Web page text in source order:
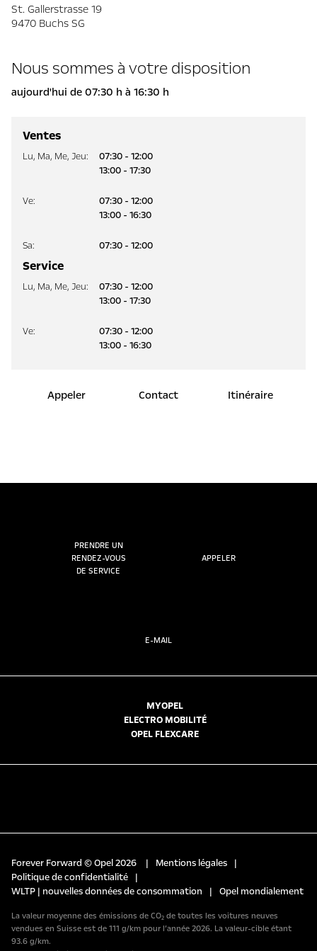
St. Gallerstrasse 19
9470 Buchs SG
Nous sommes à votre disposition
aujourd'hui de 07:30 h à 16:30 h
Ventes
Lu, Ma, Me, Jeu:
07:30 - 12:00
13:00 - 17:30
Ve:
07:30 - 12:00
13:00 - 16:30
Sa: 07:30 - 12:00
Service
Lu, Ma, Me, Jeu:
07:30 - 12:00
13:00 - 17:30
Ve:
07:30 - 12:00
13:00 - 16:30
Appeler Contact Itinéraire
PRENDRE UN
RENDEZ-VOUS
DE SERVICE
APPELER
E-MAIL
MYOPEL
ELECTRO MOBILITÉ
OPEL FLEXCARE
Forever Forward © Opel 2026 | Mentions légales
|
Politique de confidentialité
|
WLTP | nouvelles données de consommation
| Opel mondialement
La valeur moyenne des émissions de CO₂ de toutes les voitures neuves
vendues en Suisse est de 111 g/km pour l’année 2026. La valeur-cible étant
93.6 g/km.